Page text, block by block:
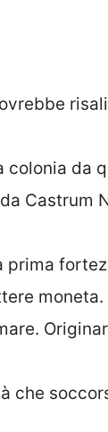
colonia da
Castrum
che